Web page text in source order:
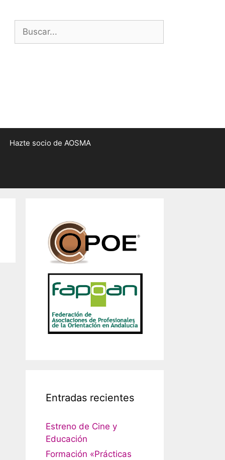
Buscar:
Hazte socio de AOSMA
Entradas recientes
Estreno de Cine y
Educación
Formación «Prácticas